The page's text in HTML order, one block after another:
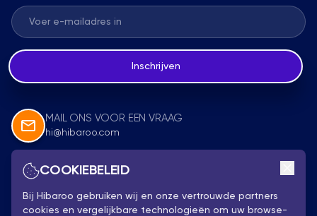
Inschrijven
MAIL ONS VOOR EEN VRAAG
hi@hibaroo.com
Volg Ons
COOKIEBELEID
Bij Hibaroo gebruiken wij en onze vertrouwde partners
cookies en vergelijkbare technologieën om uw browse-